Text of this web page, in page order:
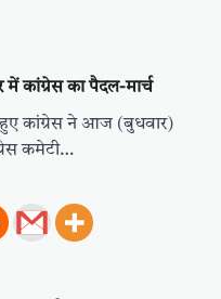
में कांग्रेस का पैदल-मार्च
हुए कांग्रेस ने आज (बुधवार)
कमेटी…